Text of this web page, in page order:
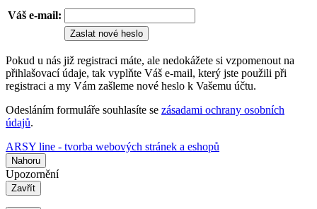
Váš e-mail:
Zaslat nové heslo
Pokud u nás již registraci máte, ale nedokážete si vzpomenout na
přihlašovací údaje, tak vyplňte Váš e-mail, který jste použili při
registraci a my Vám zašleme nové heslo k Vašemu účtu.
Odesláním formuláře souhlasíte se zásadami ochrany osobních
údajů.
ARSY line - tvorba webových stránek a eshopů
Nahoru
Upozornění
Zavřít